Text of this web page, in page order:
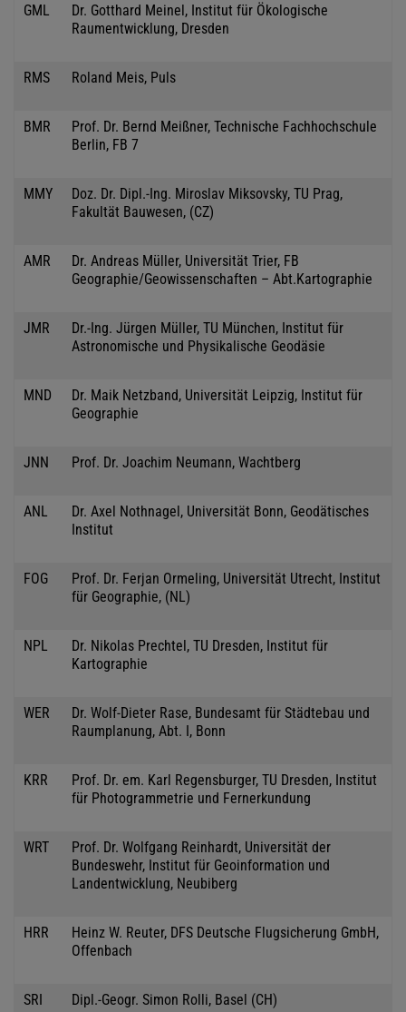
GML
Dr. Gotthard Meinel, Institut für Ökologische
Raumentwicklung, Dresden
RMS Roland Meis, Puls
BMR
Prof. Dr. Bernd Meißner, Technische Fachhochschule
Berlin, FB 7
MMY
Doz. Dr. Dipl.-Ing. Miroslav Miksovsky, TU Prag,
Fakultät Bauwesen, (CZ)
AMR
Dr. Andreas Müller, Universität Trier, FB
Geographie/Geowissenschaften – Abt.Kartographie
JMR
Dr.-Ing. Jürgen Müller, TU München, Institut für
Astronomische und Physikalische Geodäsie
MND
Dr. Maik Netzband, Universität Leipzig, Institut für
Geographie
JNN Prof. Dr. Joachim Neumann, Wachtberg
ANL
Dr. Axel Nothnagel, Universität Bonn, Geodätisches
Institut
FOG
Prof. Dr. Ferjan Ormeling, Universität Utrecht, Institut
für Geographie, (NL)
NPL
Dr. Nikolas Prechtel, TU Dresden, Institut für
Kartographie
WER
Dr. Wolf-Dieter Rase, Bundesamt für Städtebau und
Raumplanung, Abt. I, Bonn
KRR
Prof. Dr. em. Karl Regensburger, TU Dresden, Institut
für Photogrammetrie und Fernerkundung
WRT
Prof. Dr. Wolfgang Reinhardt, Universität der
Bundeswehr, Institut für Geoinformation und
Landentwicklung, Neubiberg
HRR
Heinz W. Reuter, DFS Deutsche Flugsicherung GmbH,
Offenbach
SRI Dipl.-Geogr. Simon Rolli, Basel (CH)